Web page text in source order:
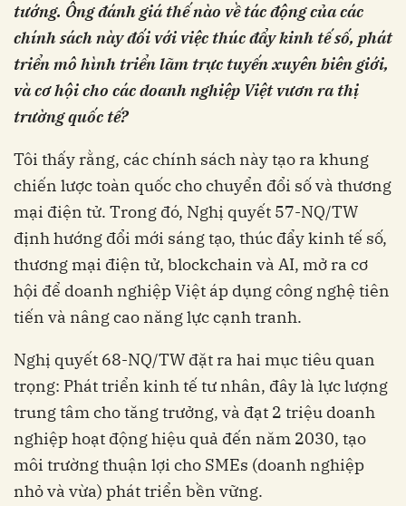
tướng. Ông đánh giá thế nào về tác động của các
chính sách này đối với việc thúc đẩy kinh tế số, phát
triển mô hình triển lãm trực tuyến xuyên biên giới,
và cơ hội cho các doanh nghiệp Việt vươn ra thị
trường quốc tế?
Tôi thấy rằng, các chính sách này tạo ra khung
chiến lược toàn quốc cho chuyển đổi số và thương
mại điện tử. Trong đó, Nghị quyết 57-NQ/TW
định hướng đổi mới sáng tạo, thúc đẩy kinh tế số,
thương mại điện tử, blockchain và AI, mở ra cơ
hội để doanh nghiệp Việt áp dụng công nghệ tiên
tiến và nâng cao năng lực cạnh tranh.
Nghị quyết 68-NQ/TW đặt ra hai mục tiêu quan
trọng: Phát triển kinh tế tư nhân, đây là lực lượng
trung tâm cho tăng trưởng, và đạt 2 triệu doanh
nghiệp hoạt động hiệu quả đến năm 2030, tạo
môi trường thuận lợi cho SMEs (doanh nghiệp
nhỏ và vừa) phát triển bền vững.